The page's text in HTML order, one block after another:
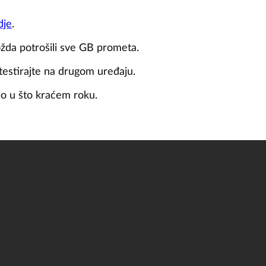
.
potrošili sve GB prometa.
na drugom uređaju.
u što kraćem roku.